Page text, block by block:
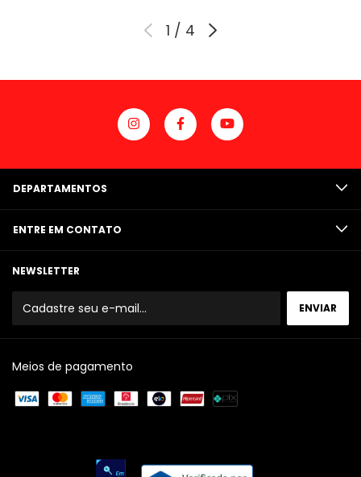
1 / 4
DEPARTAMENTOS
ENTRE EM CONTATO
NEWSLETTER
Meios de pagamento